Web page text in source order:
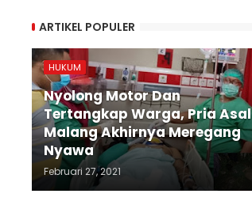
ARTIKEL POPULER
HUKUM
Nyolong Motor Dan
Tertangkap Warga, Pria Asal
Malang Akhirnya Meregang
Nyawa
Februari 27, 2021